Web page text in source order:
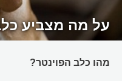
על מה מצביע
מהו כלב הפוינטר?